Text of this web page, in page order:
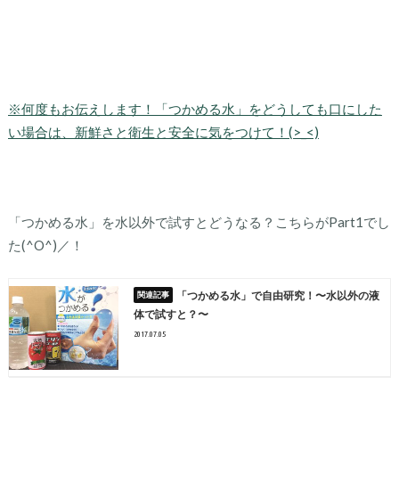
※何度もお伝えします！「つかめる水」をどうしても口にした
い場合は、新鮮さと衛生と安全に気をつけて！(>_<)
「つかめる水」を水以外で試すとどうなる？こちらがPart1でし
た(^O^)／！
「つかめる水」で自由研究！〜水以外の液
体で試すと？〜
2017.07.05